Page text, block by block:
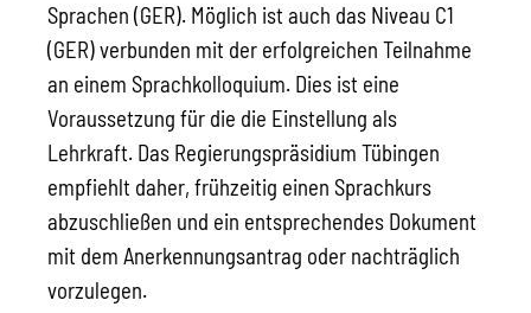
Sprachen (GER). Möglich ist auch das Niveau C1
(GER) verbunden mit der erfolgreichen Teilnahme
an einem Sprachkolloquium. Dies ist eine
Voraussetzung für die die Einstellung als
Lehrkraft. Das Regierungspräsidium Tübingen
empfiehlt daher, frühzeitig einen Sprachkurs
abzuschließen und ein entsprechendes Dokument
mit dem Anerkennungsantrag oder nachträglich
vorzulegen.